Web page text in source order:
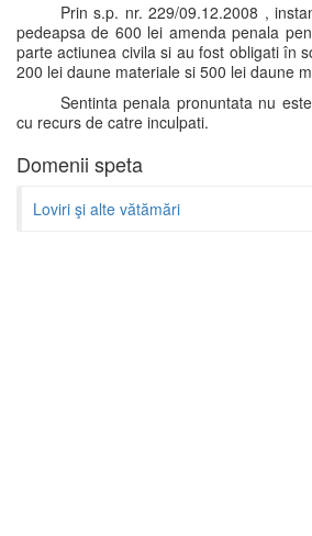
Prin s.p. nr. 229/09.12.2008 ,
pedeapsa de 600 lei amenda penala
parte actiunea civila si au fost obligati în
200 lei daune materiale si 500 lei daune
Sentinta penala pronuntata nu
cu recurs de catre inculpati.
Domenii speta
Loviri şi alte vătămări